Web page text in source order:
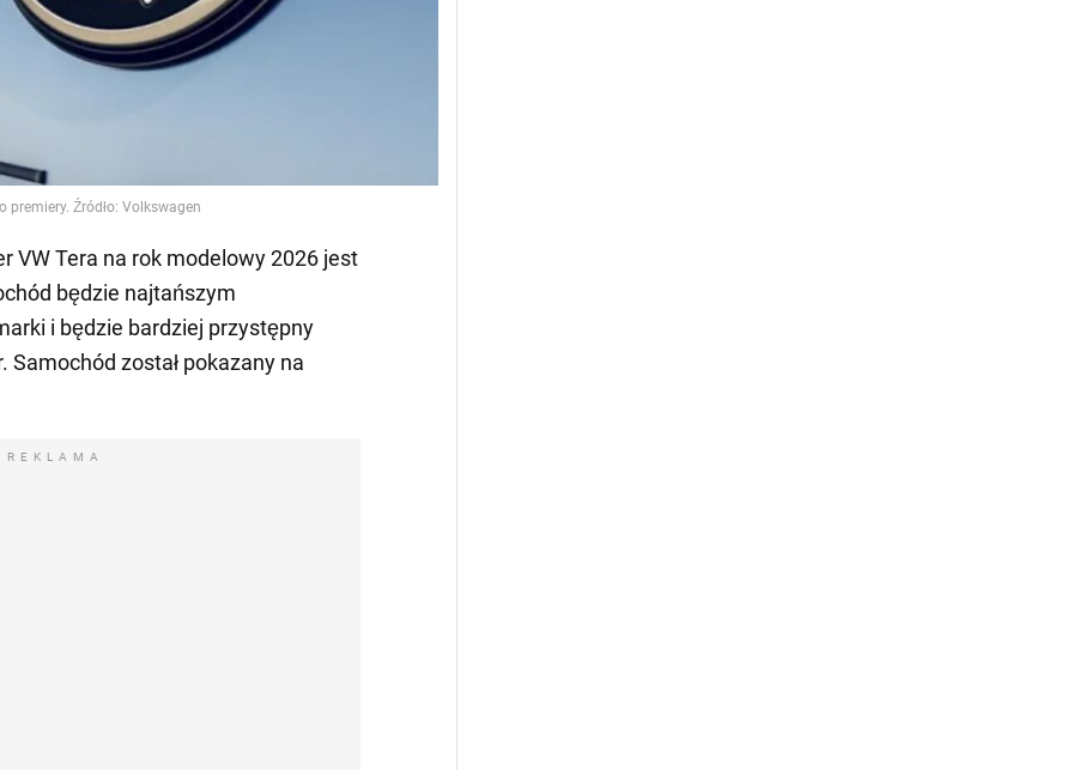
Źródło: Volkswagen
VW Tera na rok modelowy 2026 jest
będzie najtańszym
i będzie bardziej przystępny
Samochód został pokazany na
REKLAMA